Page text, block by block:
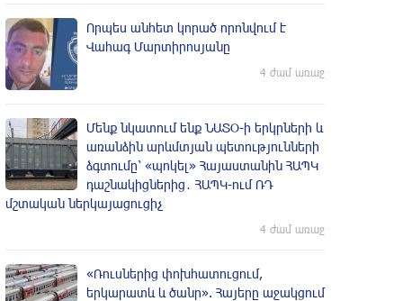
Որպես անհետ կորած որոնվում է
Վահագ Մարտիրոսյանը
4 ժամ առաջ
Մենք նկատում ենք ՆԱՏՕ-ի երկրների և
առանձին արևմտյան պետությունների
ձգտումը՝ «պոկել» Հայաստանին ՀԱՊԿ
դաշնակիցներից․ ՀԱՊԿ-ում ՌԴ
մշտական ներկայացուցիչ
4 ժամ առաջ
«Ռուսներից փոխհատուցում,
երկարատև և ծանր». Հայերը աջակցում